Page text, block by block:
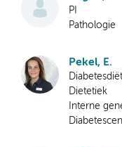
PI
Pathologie
Pekel, E.
Dietetiek
Interne